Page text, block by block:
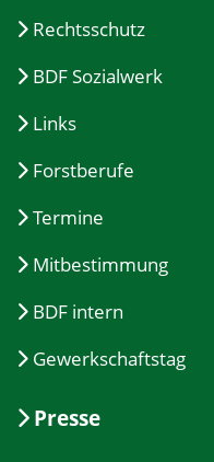
Rechtsschutz
BDF Sozialwerk
Links
Forstberufe
Termine
Mitbestimmung
BDF intern
Gewerkschaftstag
Presse